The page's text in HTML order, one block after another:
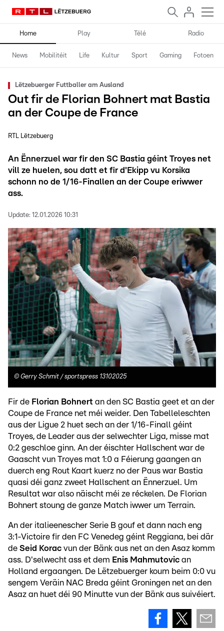
Home Play Télé Radio
News Mobilitéit Life Kultur Sport Gaming Fotoen
Lëtzebuerger Futtballer am Ausland
Out fir de Florian Bohnert mat Bastia
an der Coupe de France
RTL Lëtzebuerg
An Ënnerzuel war fir den SC Bastia géint Troyes net
vill ze huelen, sou datt et fir d'Ekipp vu Korsika
schonn no de 1/16-Finallen an der Coupe eriwwer
ass.
Update: 12.01.2026 10:31
© Gerry Schmit / sportspress 13102025
Fir de Florian Bohnert an den SC Bastia geet et an der
Coupe de France net méi weider. Den Tabelleleschten
aus der Ligue 2 huet sech an der 1/16-Finall géint
Troyes, de Leader aus der selwechter Liga, misse mat
0:2 geschloe ginn. An der éischter Hallschent war de
Gaascht vun Troyes mat 1:0 a Féierung gaangen an
duerch eng Rout Kaart kuerz no der Paus war Bastia
quasi déi ganz zweet Hallschent an Ënnerzuel. Um
Resultat war also näischt méi ze réckelen. De Florian
Bohnert stoung de ganze Match iwwer um Terrain.
An der italieenescher Serie B gouf et dann nach eng
3:1-Victoire fir den FC Venedeg géint Reggiana, bei där
de Seid Korac vun der Bänk aus net an den Asaz komm
ass. D'selwecht ass et dem Enis Mahmutovic an
Holland ergaangen. De Lëtzebuerger koum beim 0:0 vu
sengem Veräin NAC Breda géint Groningen net an den
Asaz an huet déi 90 Minutte vun der Bänk aus suivéiert.